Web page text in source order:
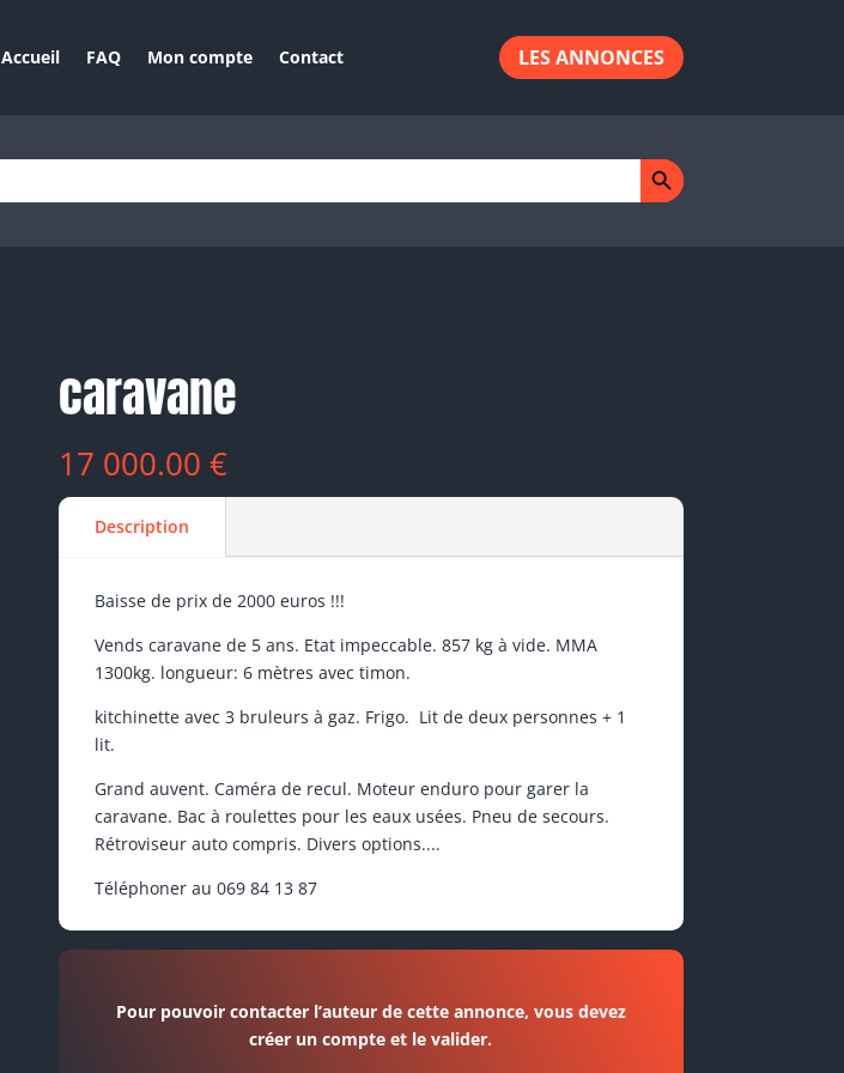
Accueil FAQ Mon compte Contact LES ANNONCES
Search Button
caravane
17 000.00€
Description
Baisse de prix de 2000 euros !!!
Vends caravane de 5 ans. Etat impeccable. 857 kg à vide. MMA
1300kg. longueur: 6 mètres avec timon.
kitchinette avec 3 bruleurs à gaz. Frigo. Lit de deux personnes + 1
lit.
Grand auvent. Caméra de recul. Moteur enduro pour garer la
caravane. Bac à roulettes pour les eaux usées. Pneu de secours.
Rétroviseur auto compris. Divers options....
Téléphoner au 069 84 13 87
Pour pouvoir contacter l’auteur de cette annonce, vous devez
créer un compte et le valider.